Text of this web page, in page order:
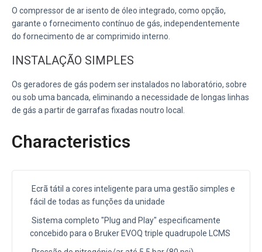
O compressor de ar isento de óleo integrado, como opção,
garante o fornecimento contínuo de gás, independentemente
do fornecimento de ar comprimido interno.
INSTALAÇÃO SIMPLES
Os geradores de gás podem ser instalados no laboratório, sobre
ou sob uma bancada, eliminando a necessidade de longas linhas
de gás a partir de garrafas fixadas noutro local.
Characteristics
Ecrã tátil a cores inteligente para uma gestão simples e
fácil de todas as funções da unidade
Sistema completo "Plug and Play" especificamente
concebido para o Bruker EVOQ triple quadrupole LCMS